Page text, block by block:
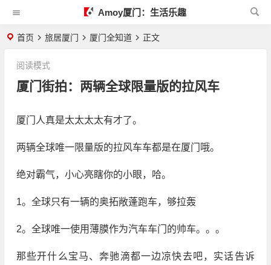
Amoy厦门：生活乐趣
首页 旅居厦门 厦门全知道 正文
厦门街拍：两辆全球限量版的拉风车
阅读模式
厦门人真是太太太太有才了。
两辆全球唯一限量版的拉风车车都是在厦门哦。
绝对霸气，小心亮瞎你的小眼，哈。
1。全球只有一辆的奥拓敞蓬跑车，够拉轰
2。全球唯一使用薄膜作为汽车车门的帅车。。。
那些开什么宝马、奔驰滴都一边凉快去吧，实话告诉